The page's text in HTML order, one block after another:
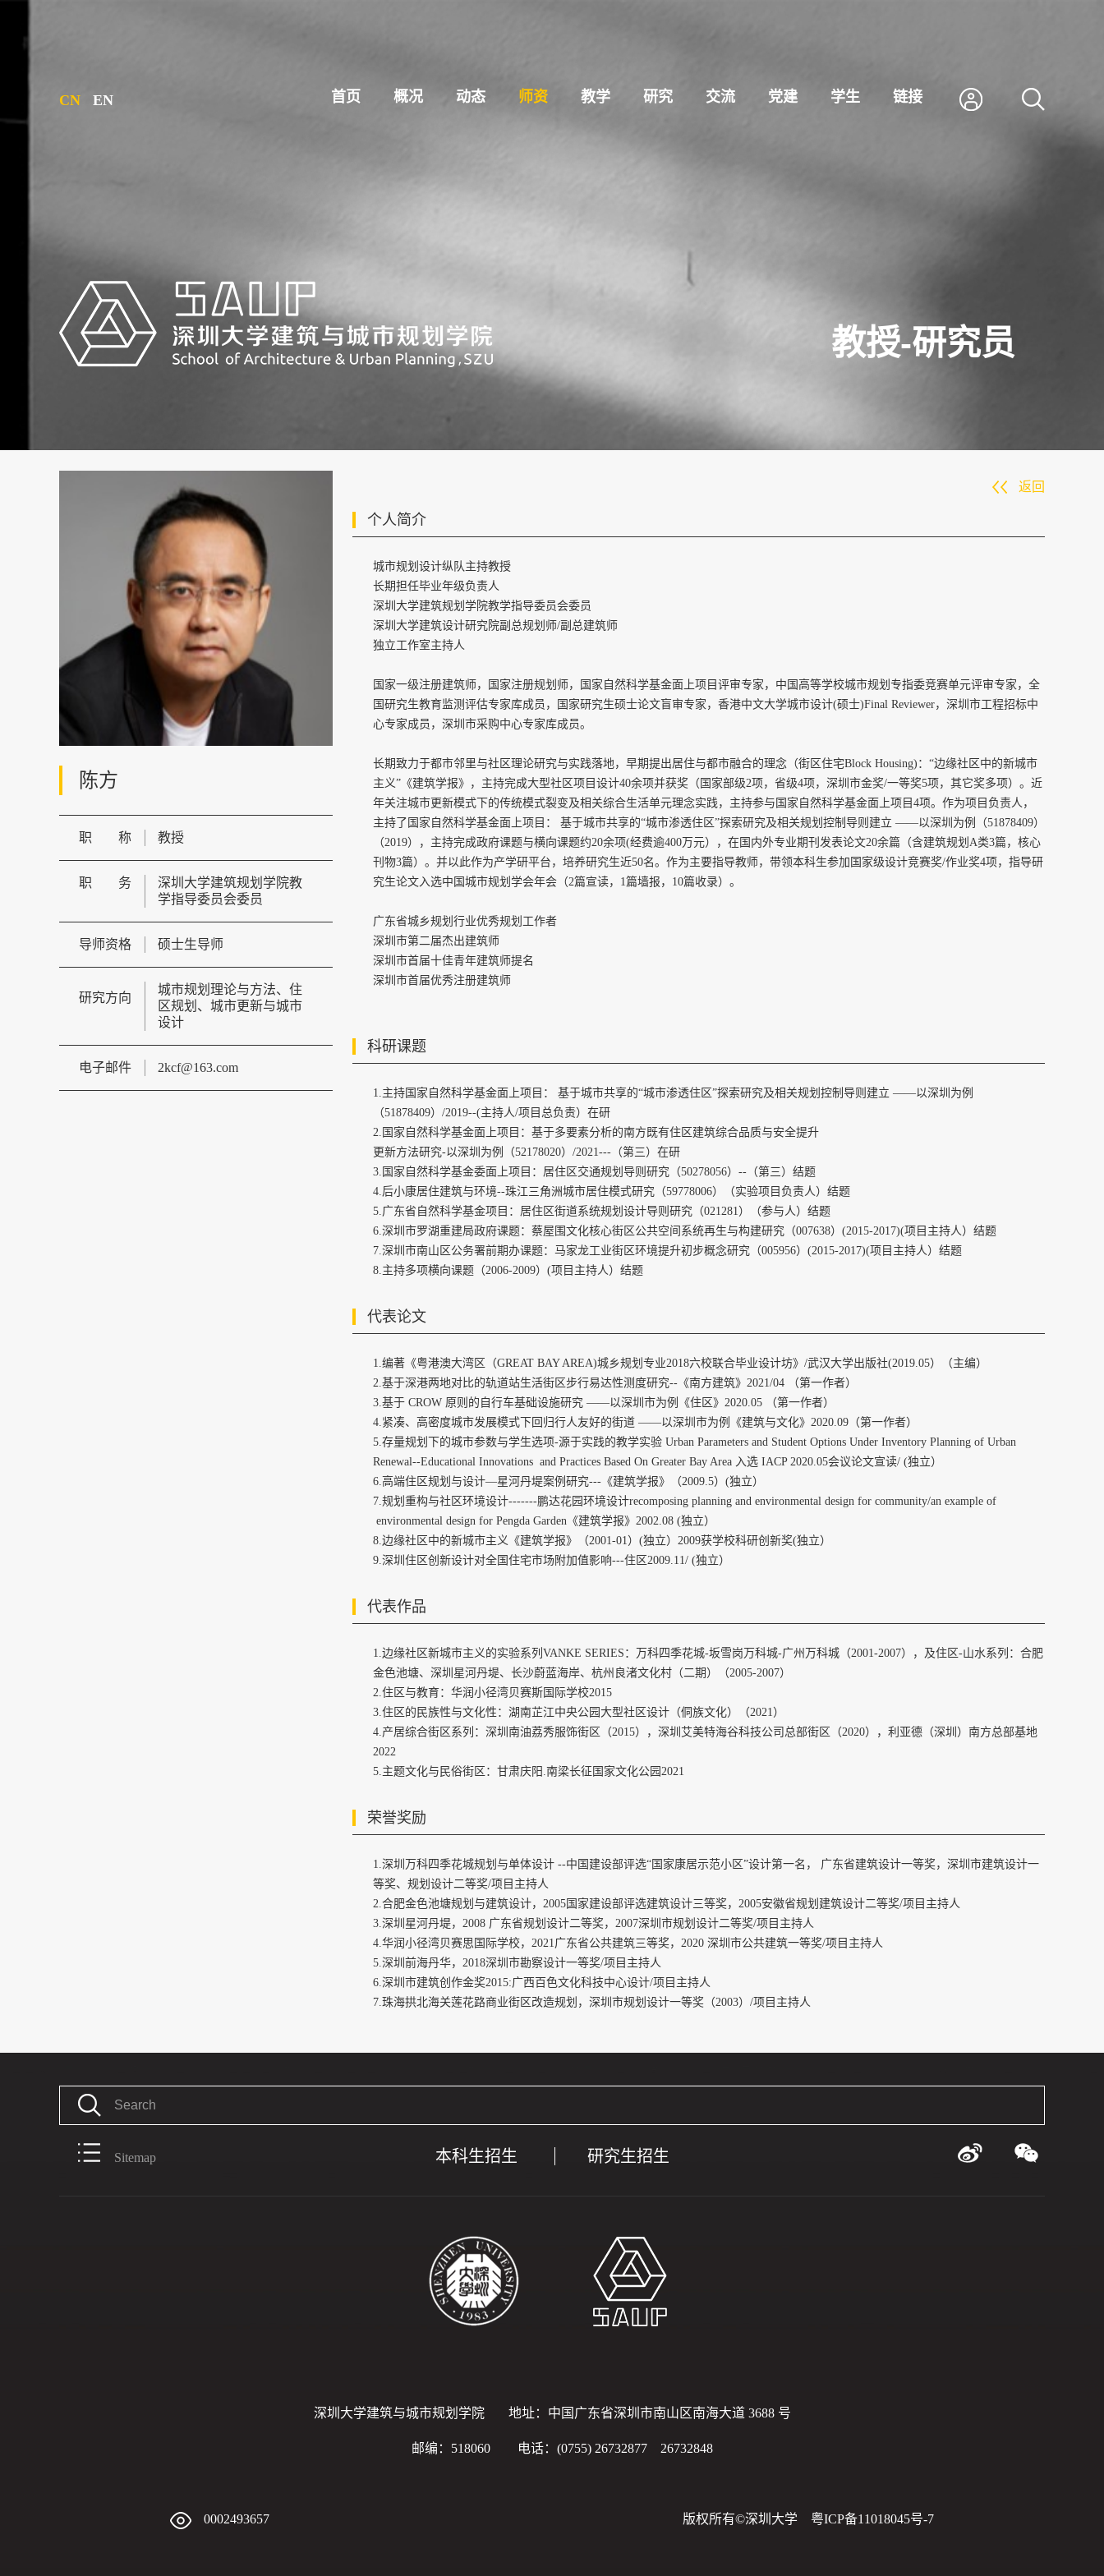
教授-研究员
CN EN 首页 概况 动态 师资 教学 研究 交流 党建 学生 链接
陈方
职称 教授
职务
深圳大学建筑规划学院教
学指导委员会委员
导师资格 硕士生导师
研究方向
城市规划理论与方法、住
区规划、城市更新与城市
设计
电子邮件 2kcf@163.com
返回
个人简介
城市规划设计纵队主持教授
长期担任毕业年级负责人
深圳大学建筑规划学院教学指导委员会委员
深圳大学建筑设计研究院副总规划师/副总建筑师
独立工作室主持人
国家一级注册建筑师，国家注册规划师，国家自然科学基金面上项目评审专家，中国高等学校城市规划专指委竞赛单元评审专家，全
国研究生教育监测评估专家库成员，国家研究生硕士论文盲审专家，香港中文大学城市设计(硕士)Final Reviewer，深圳市工程招标中
心专家成员，深圳市采购中心专家库成员。
长期致力于都市邻里与社区理论研究与实践落地，早期提出居住与都市融合的理念（街区住宅Block Housing) ：“边缘社区中的新城市
主义”《建筑学报》，主持完成大型社区项目设计40余项并获奖（国家部级2项，省级4项，深圳市金奖/一等奖5项，其它奖多项）。近
年关注城市更新模式下的传统模式裂变及相关综合生活单元理念实践，主持参与国家自然科学基金面上项目 4项。作为项目负责人，
主持了国家自然科学基金面上项目： 基于城市共享的“城市渗透住区”探索研究及相关规划控制导则建立 ——以深圳为例（51878409）
（2019），主持完成政府课题与横向课题约20余项(经费逾400万元），在国内外专业期刊发表论文20余篇（含建筑规划 A类3篇，核心
刊物3篇）。并以此作为产学研平台，培养研究生近50名。作为主要指导教师，带领本科生参加国家级设计竞赛奖/作业奖4项，指导研
究生论文入选中国城市规划学会年会（2篇宣读， 1篇墙报， 10篇收录）。
广东省城乡规划行业优秀规划工作者
深圳市第二届杰出建筑师
深圳市首届十佳青年建筑师提名
深圳市首届优秀注册建筑师
科研课题
1.主持国家自然科学基金面上项目： 基于城市共享的“城市渗透住区”探索研究及相关规划控制导则建立 ——以深圳为例
（51878409）/2019--(主持人/项目总负责）在研
2.国家自然科学基金面上项目：基于多要素分析的南方既有住区建筑综合品质与安全提升
更新方法研究-以深圳为例（52178020）/2021---（第三）在研
3.国家自然科学基金委面上项目：居住区交通规划导则研究（50278056）--（第三）结题
4.后小康居住建筑与环境--珠江三角洲城市居住模式研究（59778006）（实验项目负责人）结题
5.广东省自然科学基金项目：居住区街道系统规划设计导则研究（021281）（参与人）结题
6.深圳市罗湖重建局政府课题：蔡屋围文化核心街区公共空间系统再生与构建研究（007638）(2015-2017)(项目主持人）结题
7.深圳市南山区公务署前期办课题：马家龙工业街区环境提升初步概念研究（005956）(2015-2017)(项目主持人）结题
8.主持多项横向课题（2006-2009）(项目主持人）结题
代表论文
1.编著《粤港澳大湾区（GREAT BAY AREA)城乡规划专业2018六校联合毕业设计坊》/武汉大学出版社(2019.05）（主编）
2.基于深港两地对比的轨道站生活街区步行易达性测度研究--《南方建筑》2021/04 （第一作者）
3.基于 CROW 原则的自行车基础设施研究 ——以深圳市为例《住区》2020.05 （第一作者）
4.紧凑、高密度城市发展模式下回归行人友好的街道 ——以深圳市为例《建筑与文化》2020.09（第一作者）
5.存量规划下的城市参数与学生选项-源于实践的教学实验 Urban Parameters and Student Options Under Inventory Planning of Urban
Renewal--Educational Innovations and Practices Based On Greater Bay Area 入选 IACP 2020.05会议论文宣读/ (独立）
6.高端住区规划与设计—星河丹堤案例研究---《建筑学报》（2009.5）(独立）
7.规划重构与社区环境设计-------鹏达花园环境设计recomposing planning and environmental design for community/an example of
environmental design for Pengda Garden《建筑学报》2002.08 (独立）
8.边缘社区中的新城市主义《建筑学报》（2001-01）(独立）2009获学校科研创新奖(独立）
9.深圳住区创新设计对全国住宅市场附加值影响---住区2009.11/ (独立）
代表作品
1.边缘社区新城市主义的实验系列VANKE SERIES：万科四季花城-坂雪岗万科城-广州万科城（2001-2007），及住区-山水系列：合肥
金色池塘、深圳星河丹堤、长沙蔚蓝海岸、杭州良渚文化村（二期）（2005-2007）
2.住区与教育：华润小径湾贝赛斯国际学校2015
3.住区的民族性与文化性：湖南芷江中央公园大型社区设计（侗族文化）（2021）
4.产居综合街区系列：深圳南油荔秀服饰街区（2015），深圳艾美特海谷科技公司总部街区（2020），利亚德（深圳）南方总部基地
2022
5.主题文化与民俗街区：甘肃庆阳.南梁长征国家文化公园2021
荣誉奖励
1.深圳万科四季花城规划与单体设计 --中国建设部评选“国家康居示范小区”设计第一名， 广东省建筑设计一等奖，深圳市建筑设计一
等奖、规划设计二等奖/项目主持人
2.合肥金色池塘规划与建筑设计，2005国家建设部评选建筑设计三等奖，2005安徽省规划建筑设计二等奖/项目主持人
3.深圳星河丹堤，2008 广东省规划设计二等奖，2007深圳市规划设计二等奖/项目主持人
4.华润小径湾贝赛思国际学校，2021广东省公共建筑三等奖，2020 深圳市公共建筑一等奖/项目主持人
5.深圳前海丹华，2018深圳市勘察设计一等奖/项目主持人
6.深圳市建筑创作金奖2015:广西百色文化科技中心设计/项目主持人
7.珠海拱北海关莲花路商业街区改造规划，深圳市规划设计一等奖（2003）/项目主持人
Sitemap 本科生招生 研究生招生
深圳大学建筑与城市规划学院 地址：中国广东省深圳市南山区南海大道 3688 号
邮编：518060 电话：(0755) 26732877 26732848
0002493657 版权所有©深圳大学 粤ICP备11018045号-7